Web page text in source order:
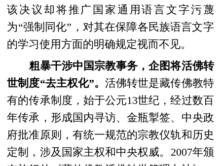
该决议却将推广国家通用语言文字污蔑
为“强制同化”，对其在保障各民族语言文字
的学习使用方面的明确规定视而不见。
粗暴干涉中国宗教事务，企图将活佛转
世制度“去主权化”。活佛转世是藏传佛教特
有的传承制度，始于公元13世纪，经过数百
年传承，形成国内寻访、金瓶掣签、中央政
府批准原则，有统一规范的宗教仪轨和历史
定制，涉及国家主权和中央权威。2007年颁